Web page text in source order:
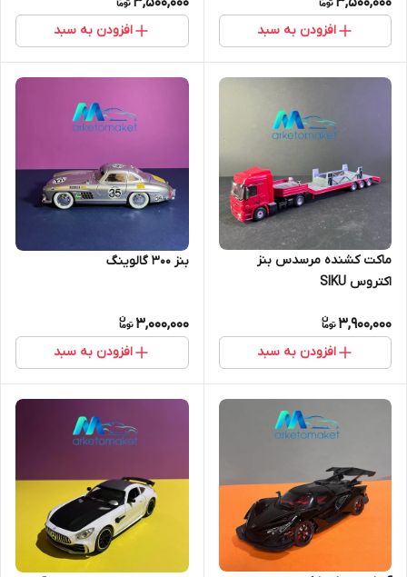
افزودن به سبد افزودن به سبد
ماکت کشنده مرسدس بنز
اکتروس SIKU
3,900,000
افزودن به سبد
بنز ۳۰۰ گالوینگ
3,000,000
افزودن به سبد